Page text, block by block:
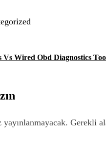
Vs Wired Obd Diagnostics
Gerekli